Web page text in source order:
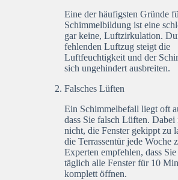
Eine der häufigsten Gründe
Schimmelbildung ist eine
gar keine, Luftzirkulation.
fehlenden Luftzug steigt die
Luftfeuchtigkeit und der
sich ungehindert ausbreiten.
Falsches Lüften
Ein Schimmelbefall liegt oft
dass Sie falsch Lüften. Dabei
nicht, die Fenster gekippt zu
die Terrassentür jede Woche
Experten empfehlen, dass
täglich alle Fenster für 10
komplett öffnen.